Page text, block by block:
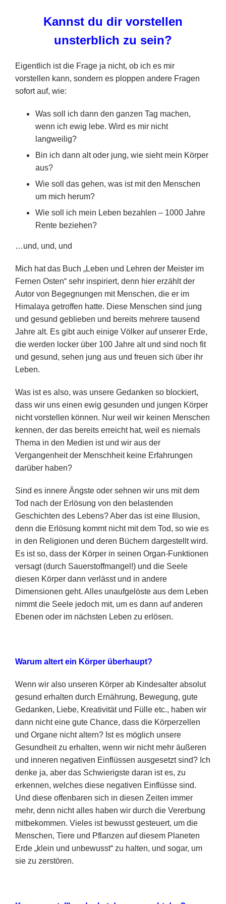
Kannst du dir vorstellen
unsterblich zu sein?
Eigentlich ist die Frage ja nicht, ob ich es mir
vorstellen kann, sondern es ploppen andere Fragen
sofort auf, wie:
Was soll ich dann den ganzen Tag machen,
wenn ich ewig lebe. Wird es mir nicht
langweilig?
Bin ich dann alt oder jung, wie sieht mein Körper
aus?
Wie soll das gehen, was ist mit den Menschen
um mich herum?
Wie soll ich mein Leben bezahlen – 1000 Jahre
Rente beziehen?
…und, und, und
Mich hat das Buch „Leben und Lehren der Meister im
Fernen Osten“ sehr inspiriert, denn hier erzählt der
Autor von Begegnungen mit Menschen, die er im
Himalaya getroffen hatte. Diese Menschen sind jung
und gesund geblieben und bereits mehrere tausend
Jahre alt. Es gibt auch einige Völker auf unserer Erde,
die werden locker über 100 Jahre alt und sind noch fit
und gesund, sehen jung aus und freuen sich über ihr
Leben.
Was ist es also, was unsere Gedanken so blockiert,
dass wir uns einen ewig gesunden und jungen Körper
nicht vorstellen können. Nur weil wir keinen Menschen
kennen, der das bereits erreicht hat, weil es niemals
Thema in den Medien ist und wir aus der
Vergangenheit der Menschheit keine Erfahrungen
darüber haben?
Sind es innere Ängste oder sehnen wir uns mit dem
Tod nach der Erlösung von den belastenden
Geschichten des Lebens? Aber das ist eine Illusion,
denn die Erlösung kommt nicht mit dem Tod, so wie es
in den Religionen und deren Büchern dargestellt wird.
Es ist so, dass der Körper in seinen Organ-Funktionen
versagt (durch Sauerstoffmangel!) und die Seele
diesen Körper dann verlässt und in andere
Dimensionen geht. Alles unaufgelöste aus dem Leben
nimmt die Seele jedoch mit, um es dann auf anderen
Ebenen oder im nächsten Leben zu erlösen.
Warum altert ein Körper überhaupt?
Wenn wir also unseren Körper ab Kindesalter absolut
gesund erhalten durch Ernährung, Bewegung, gute
Gedanken, Liebe, Kreativität und Fülle etc., haben wir
dann nicht eine gute Chance, dass die Körperzellen
und Organe nicht altern? Ist es möglich unsere
Gesundheit zu erhalten, wenn wir nicht mehr äußeren
und inneren negativen Einflüssen ausgesetzt sind? Ich
denke ja, aber das Schwierigste daran ist es, zu
erkennen, welches diese negativen Einflüsse sind.
Und diese offenbaren sich in diesen Zeiten immer
mehr, denn nicht alles haben wir durch die Vererbung
mitbekommen. Vieles ist bewusst gesteuert, um die
Menschen, Tiere und Pflanzen auf diesem Planeten
Erde „klein und unbewusst“ zu halten, und sogar, um
sie zu zerstören.